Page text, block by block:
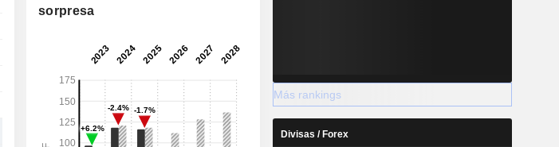
sorpresa
Más rankings
Divisas / Forex